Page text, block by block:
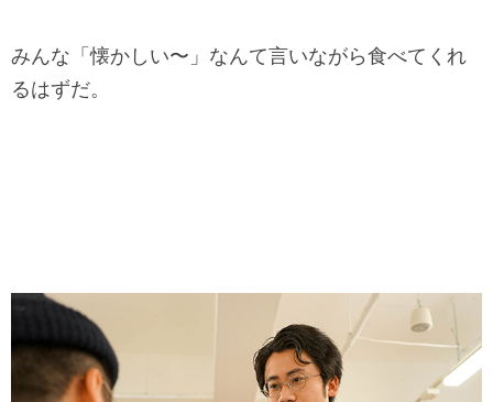
みんな「懐かしい〜」なんて言いながら食べてくれ
るはずだ。